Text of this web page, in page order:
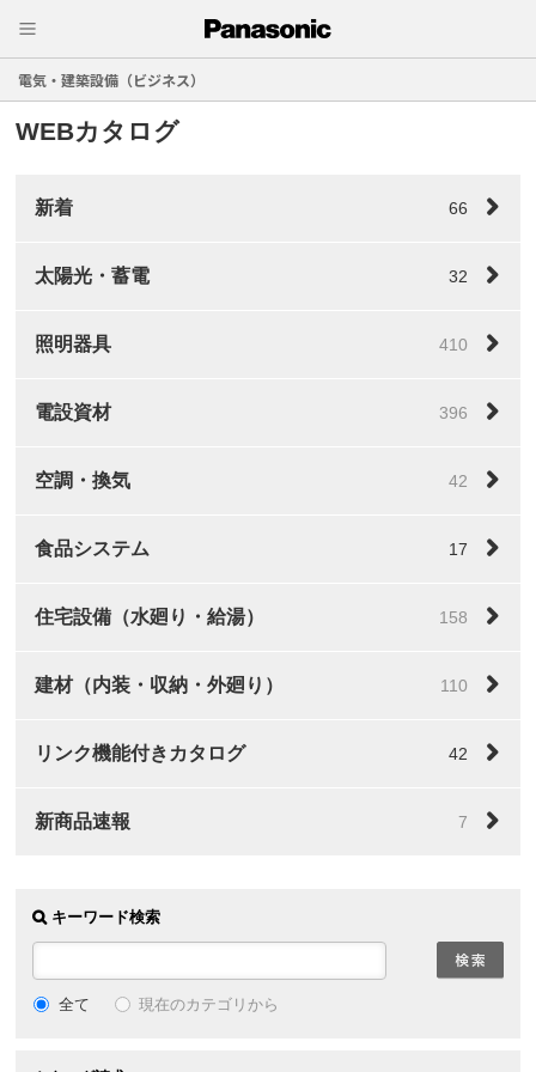
電気・建築設備（ビジネス）
WEBカタログ
新着 66
太陽光・蓄電 32
照明器具 410
電設資材 396
空調・換気 42
食品システム 17
住宅設備（水廻り・給湯） 158
建材（内装・収納・外廻り） 110
リンク機能付きカタログ 42
新商品速報 7
キーワード検索
全て 現在のカテゴリから